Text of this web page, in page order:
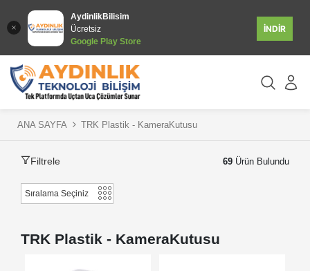
AydinlikBilisim
Ücretsiz
Google Play Store
İNDİR
ANA SAYFA TRK Plastik - KameraKutusu
Filtrele 69 Ürün Bulundu
TRK Plastik - KameraKutusu